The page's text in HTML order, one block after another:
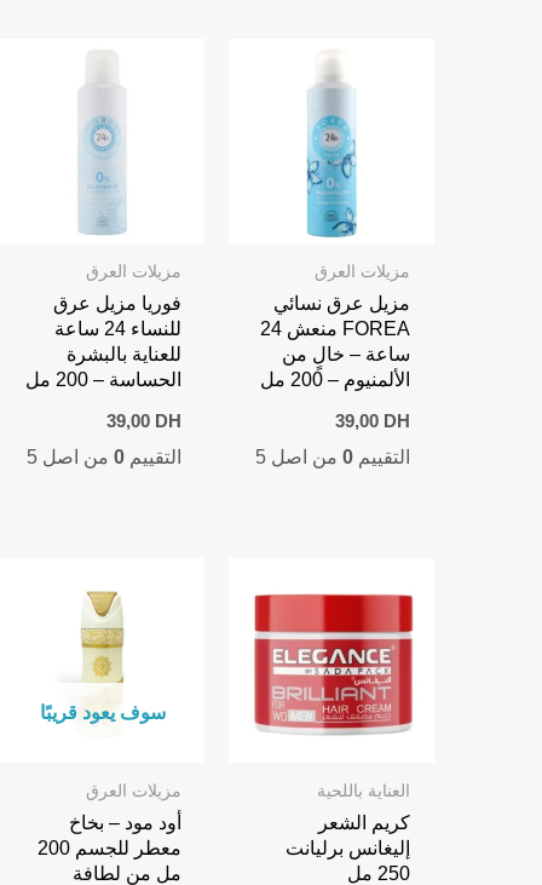
مزيلات العرق
مزيل عرق نسائي
FOREA منعش 24
ساعة – خالٍ من
الألمنيوم – 200 مل
39,00 DH
التقييم 0من اصل 5
مزيلات العرق
فوريا مزيل عرق
للنساء 24 ساعة
للعناية بالبشرة
الحساسة – 200 مل
39,00 DH
التقييم0 من اصل 5
العناية باللحية
كريم الشعر
إليغانس برليانت
250 مل
سوف يعود قريبًا
مزيلات العرق
أود مود – بخاخ
معطر للجسم 200
مل من لطافة